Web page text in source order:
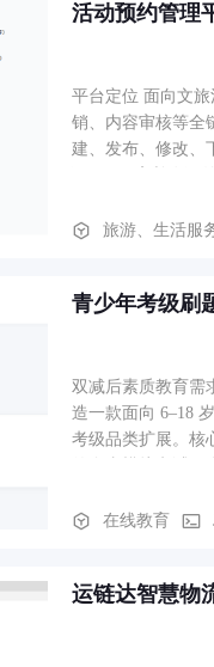
编辑/完成模式切
活动预约管理
平台定位 面向文
销、内容审核等全链路，支
建、发布、修改、
约、投稿等核心业
旅游、生活服
青少年考级刷
双减后素质教育需
造一款面向 6–18
考级品类扩展。核
料；家长可通过微
在线教育
运链达智慧物